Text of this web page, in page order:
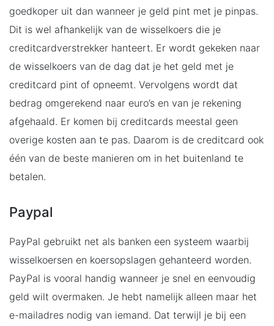
goedkoper uit dan wanneer je geld pint met je pinpas.
Dit is wel afhankelijk van de wisselkoers die je
creditcardverstrekker hanteert. Er wordt gekeken naar
de wisselkoers van de dag dat je het geld met je
creditcard pint of opneemt. Vervolgens wordt dat
bedrag omgerekend naar euro’s en van je rekening
afgehaald. Er komen bij creditcards meestal geen
overige kosten aan te pas. Daarom is de creditcard ook
één van de beste manieren om in het buitenland te
betalen.
Paypal
PayPal gebruikt net als banken een systeem waarbij
wisselkoersen en koersopslagen gehanteerd worden.
PayPal is vooral handig wanneer je snel en eenvoudig
geld wilt overmaken. Je hebt namelijk alleen maar het
e-mailadres nodig van iemand. Dat terwijl je bij een